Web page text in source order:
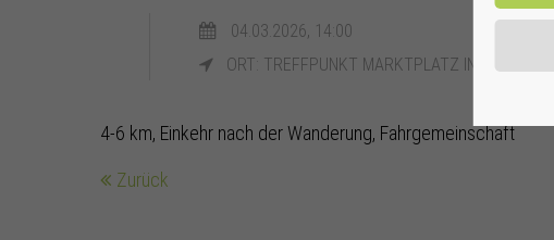
04.03.2026, 14:00
ORT: TREFFPUNKT MARKTPLATZ IN ERWITTE
4-6 km, Einkehr nach der Wanderung, Fahrgemeinschaft
Zurück